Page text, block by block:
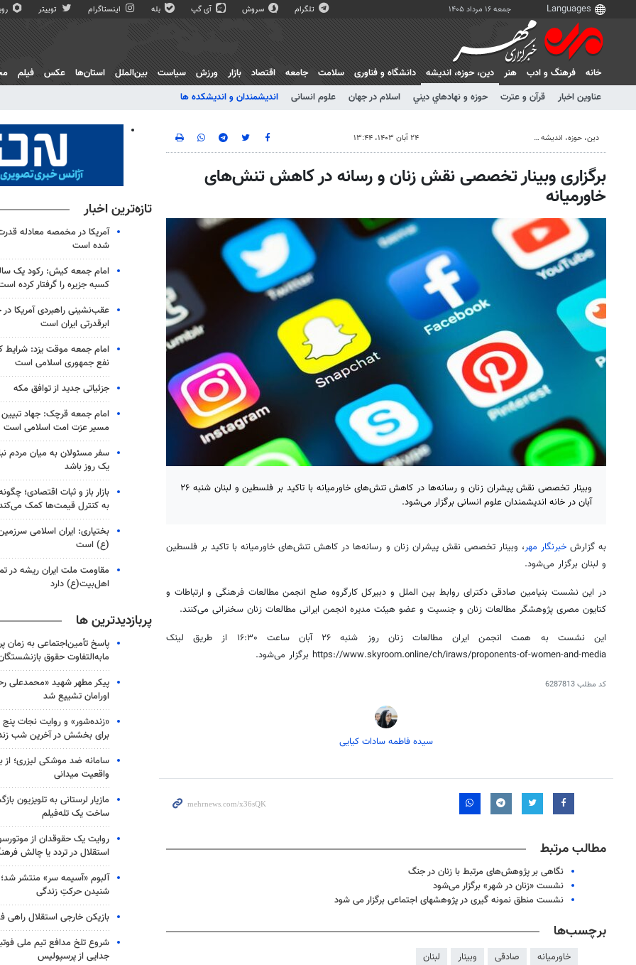
جمعه ۱۶ مرداد ۱۴۰۵ تلگرام سروش آی گپ بله اینستاگرام توییتر
خانه فرهنگ و ادب هنر
دين، حوزه، انديشه
عناوین اخبار
قرآن و عترت حوزه و نهادهاي ديني اسلام در جهان علوم انسانی اندیشمندان و اندیشکده ها
دانشگاه و فناوری سلامت جامعه اقتصاد بازار ورزش سیاست بین‌الملل استان‌ها عکس فیلم
دين، حوزه، انديشه ۲۴ آبان ۱۴۰۳، ۱۳:۴۴
برگزاری وبینار تخصصی نقش زنان و رسانه در کاهش تنش‌های
خاورمیانه
وبینار تخصصی نقش پیشران زنان و رسانه‌ها در کاهش تنش‌های خاورمیانه با تاکید بر فلسطین و لبنان شنبه ۲۶
آبان در خانه اندیشمندان علوم انسانی برگزار می‌شود.
به گزارشخبرنگار مهر، وبینار تخصصی نقش پیشران زنان و رسانه‌ها در کاهش تنش‌های خاورمیانه با تاکید بر فلسطین
و لبنان برگزار می‌شود.
در این نشست بنیامین صادقی دکترای روابط بین الملل و دبیرکل کارگروه صلح انجمن مطالعات فرهنگی و ارتباطات و
کتایون مصری پژوهشگر مطالعات زنان و جنسیت و عضو هیئت مدیره انجمن ایرانی مطالعات زنان سخنرانی می‌کنند.
این نشست به همت انجمن ایران مطالعات زنان روز شنبه ۲۶ آبان ساعت ۱۶:۳۰ از طریق لینک
https://www.skyroom.online/ch/iraws/proponents-of-women-and-media برگزار می‌شود.
کد مطلب6287813
سیده فاطمه سادات کیایی
مطالب مرتبط
نگاهی بر پژوهش‌های مرتبط با زنان در جنگ
نشست «زنان در شهر» برگزار می‌شود
نشست منطق نمونه گیری در پژوهش­های اجتماعی برگزار می شود
برچسب‌ها
خاورمیانه صادقی وبینار لبنان
تازه‌ترین اخبار
آمریکا در مخمصه معادله قدرت
شده است
امام جمعه کیش: رکود یک
کسبه جزیره را گرفتار کرده
عقب‌نشینی راهبردی آمریکا
ابرقدرتی ایران است
امام جمعه موقت یزد: شرایط
نفع جمهوری اسلامی است
جزئیاتی جدید از توافق مکه
امام جمعه قرچک: جهاد تبیین
مسیر عزت امت اسلامی است
سفر مسئولان به میان مردم
یک روز باشد
بازار باز و ثبات اقتصادی؛
به کنترل قیمت‌ها کمک
بختیاری: ایران اسلامی
(ع) است
مقاومت ملت ایران ریشه در
اهل‌بیت(ع) دارد
پربازدیدترین ها
پاسخ تأمین‌اجتماعی به زمان
مابه‌التفاوت حقوق
پیکر مطهر شهید «محمدعلی
اورامان تشییع شد
«زنده‌شور» و روایت نجات
برای بخشش در آخرین شب
سامانه ضد موشکی لیزری؛ از
واقعیت میدانی
مازیار لرستانی به تلویزیون
ساخت یک تله‌فیلم
روایت یک حقوقدان از
استقلال در تردد یا چالش
آلبوم «آسیمه سر» منتشر
شنیدن حرکتِ زندگی
بازیکن خارجی استقلال راهی
شروع تلخ مدافع تیم ملی
جدایی از پرسپولیس